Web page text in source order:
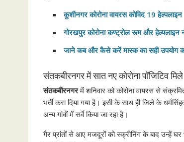
कुशीनगर कोरोना वायरस कोविद 19 हेल्पलाइन
गोरखपुर कोरोना कण्ट्रोल रूम और हेल्पलाइन
जाने कब और कैसे करें मास्क का सही उपयोग
संतकबीरनगर में सात नए कोरोना पॉजिटिव मिले
संतकबीरनगरमें शनिवार को कोरोना वायरस से
भर्ती करा दिया गया है। इसी के साथ ही जिले के
अन्य गांवों में सर्वे किया जा रहा है।
गैर प्रांतों से आए मजदूरों को स्क्रीनिंग के बाद उन्हें